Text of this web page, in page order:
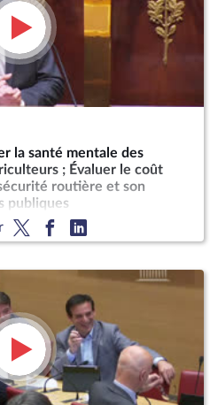
la santé mentale des
; Évaluer le coût
routière et son
publiques